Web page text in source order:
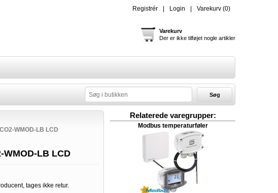
Registrér Login Varekurv (0)
Varekurv
Der er ikke tilføjet nogle artikler
Søg
WMOD-LB LCD
WMOD-LB LCD
tages ikke retur.
Relaterede varegrupper:
Modbus temperaturføler